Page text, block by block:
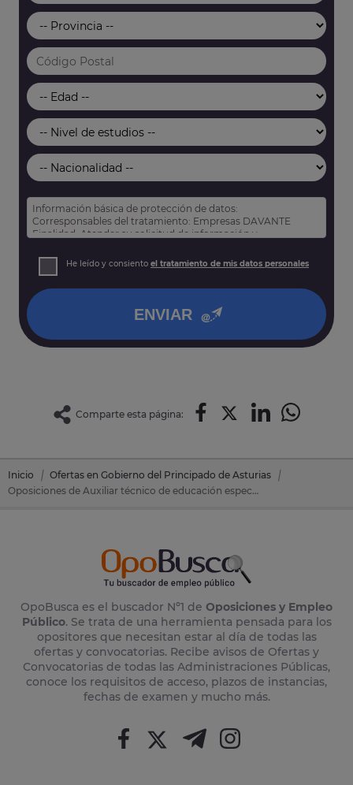
Información básica de protección de datos:
Corresponsables del tratamiento: Empresas DAVANTE
Finalidad: Atender su solicitud de información y
Derechos: Puede acceder, rectificar y suprimir sus datos,
así como otros derechos tal y como se explica en nuestra
He leído y consiento el tratamiento de mis datos personales
ENVIAR
Comparte esta página:
Inicio
Ofertas en Gobierno del Principado de Asturias
Oposiciones de Auxiliar técnico de educación especial en Gobierno del Principado de Asturias
OpoBusca es el buscador Nº1 de Oposiciones y Empleo
Público. Se trata de una herramienta pensada para los
opositores que necesitan estar al día de todas las
ofertas y convocatorias. Recibe avisos de Ofertas y
Convocatorias de todas las Administraciones Públicas,
conoce los requisitos de acceso, plazos de instancias,
fechas de examen y mucho más.